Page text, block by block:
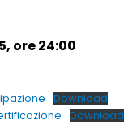
ore 24:00
Download
Download